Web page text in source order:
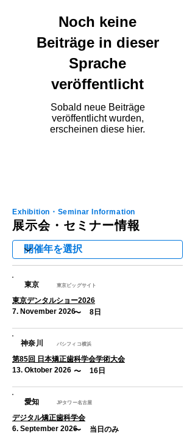
Noch keine
Beiträge in dieser
Sprache
veröffentlicht
Sobald neue Beiträge
veröffentlicht wurden,
erscheinen diese hier.
Exhibition・Seminar Information
展示会・セミナー情報
東京 東京ビッグサイト
東京デンタルショー2026
7. November 2026​〜 8日
神奈川 パシフィコ横浜
第85回 日本矯正歯科学会学術大会
13. Oktober 2026 ​〜 16日
愛知 JPタワー名古屋
デジタル矯正歯科学会
6. September 2026​〜 当日のみ